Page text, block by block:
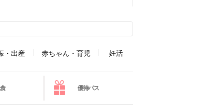
・出産 赤ちゃん・育児 妊活
優待パス